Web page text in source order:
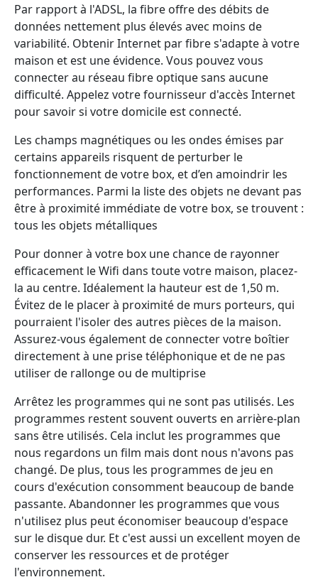
Par rapport à l'ADSL, la fibre offre des débits de
données nettement plus élevés avec moins de
variabilité. Obtenir Internet par fibre s'adapte à votre
maison et est une évidence. Vous pouvez vous
connecter au réseau fibre optique sans aucune
difficulté. Appelez votre fournisseur d'accès Internet
pour savoir si votre domicile est connecté.
Les champs magnétiques ou les ondes émises par
certains appareils risquent de perturber le
fonctionnement de votre box, et d’en amoindrir les
performances. Parmi la liste des objets ne devant pas
être à proximité immédiate de votre box, se trouvent :
tous les objets métalliques
Pour donner à votre box une chance de rayonner
efficacement le Wifi dans toute votre maison, placez-
la au centre. Idéalement la hauteur est de 1,50 m.
Évitez de le placer à proximité de murs porteurs, qui
pourraient l'isoler des autres pièces de la maison.
Assurez-vous également de connecter votre boîtier
directement à une prise téléphonique et de ne pas
utiliser de rallonge ou de multiprise
Arrêtez les programmes qui ne sont pas utilisés. Les
programmes restent souvent ouverts en arrière-plan
sans être utilisés. Cela inclut les programmes que
nous regardons un film mais dont nous n'avons pas
changé. De plus, tous les programmes de jeu en
cours d'exécution consomment beaucoup de bande
passante. Abandonner les programmes que vous
n'utilisez plus peut économiser beaucoup d'espace
sur le disque dur. Et c'est aussi un excellent moyen de
conserver les ressources et de protéger
l'environnement.